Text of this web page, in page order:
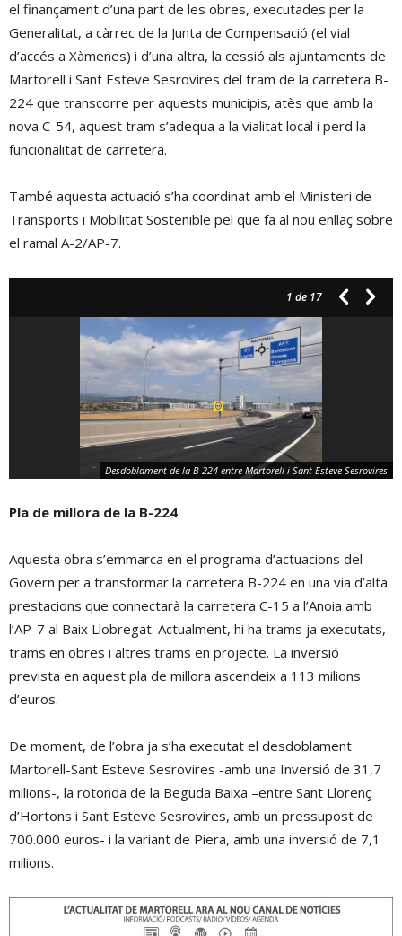
el finançament d’una part de les obres, executades per la
Generalitat, a càrrec de la Junta de Compensació (el vial
d’accés a Xàmenes) i d’una altra, la cessió als ajuntaments de
Martorell i Sant Esteve Sesrovires del tram de la carretera B-
224 que transcorre per aquests municipis, atès que amb la
nova C-54, aquest tram s’adequa a la vialitat local i perd la
funcionalitat de carretera.
També aquesta actuació s’ha coordinat amb el Ministeri de
Transports i Mobilitat Sostenible pel que fa al nou enllaç sobre
el ramal A-2/AP-7.
1 de 17
Desdoblament de la B-224 entre Martorell i Sant Esteve Sesrovires
Pla de millora de la B-224
Aquesta obra s’emmarca en el programa d’actuacions del
Govern per a transformar la carretera B-224 en una via d’alta
prestacions que connectarà la carretera C-15 a l’Anoia amb
l’AP-7 al Baix Llobregat. Actualment, hi ha trams ja executats,
trams en obres i altres trams en projecte. La inversió
prevista en aquest pla de millora ascendeix a 113 milions
d’euros.
De moment, de l’obra ja s’ha executat el desdoblament
Martorell-Sant Esteve Sesrovires -amb una Inversió de 31,7
milions-, la rotonda de la Beguda Baixa –entre Sant Llorenç
d’Hortons i Sant Esteve Sesrovires, amb un pressupost de
700.000 euros- i la variant de Piera, amb una inversió de 7,1
milions.